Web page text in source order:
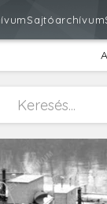
Sajtóarchívum